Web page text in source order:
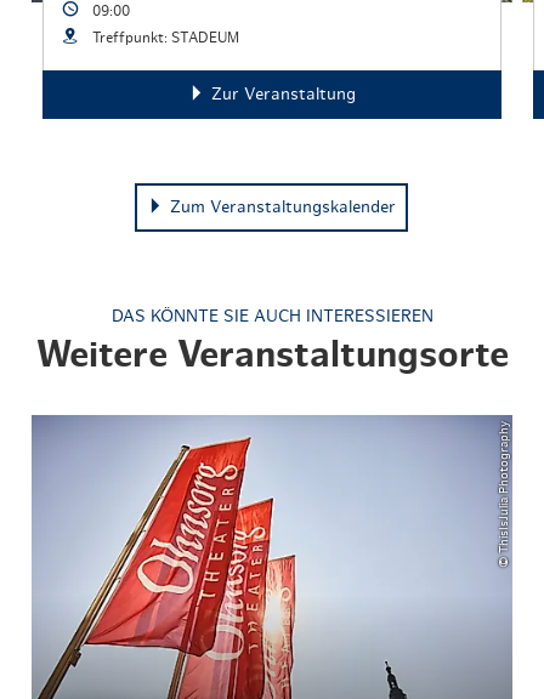
09:00
Treffpunkt: STADEUM
Zur Veranstaltung
Zum Veranstaltungskalender
DAS KÖNNTE SIE AUCH INTERESSIEREN
Weitere Veranstaltungsorte
© ThisIsJulia Photography